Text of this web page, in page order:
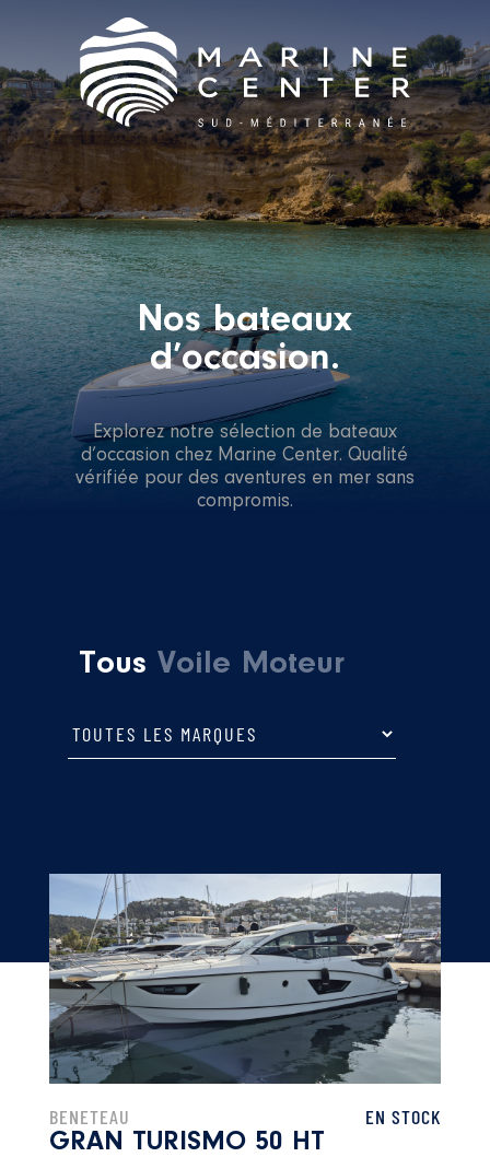
Nos bateaux
d’occasion.
Explorez notre sélection de bateaux
d’occasion chez Marine Center. Qualité
vérifiée pour des aventures en mer sans
compromis.
Tous Voile Moteur
BENETEAU EN STOCK
GRAN TURISMO 50 HT